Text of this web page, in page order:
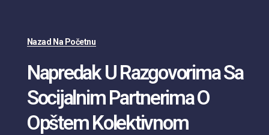
Nazad Na Početnu
Napredak U Razgovorima Sa
Socijalnim Partnerima O
Opštem Kolektivnom